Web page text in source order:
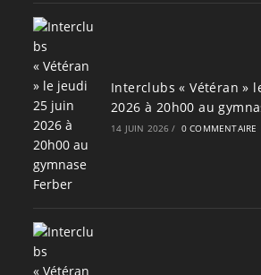
Interclubs « Vétéran »
2026 à 20h00 au
14 JUIN 2026 / 0 COMMENTAIRE